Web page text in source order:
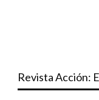
Revista Acción: